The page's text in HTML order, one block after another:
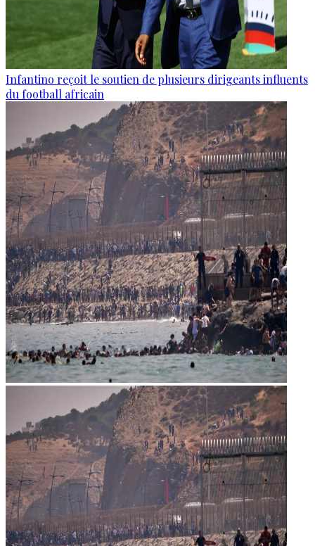
Infantino reçoit le soutien de plusieurs dirigeants influents
du football africain